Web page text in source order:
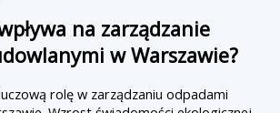
na zarządzanie
w Warszawie?
rolę w zarządzaniu odpadami